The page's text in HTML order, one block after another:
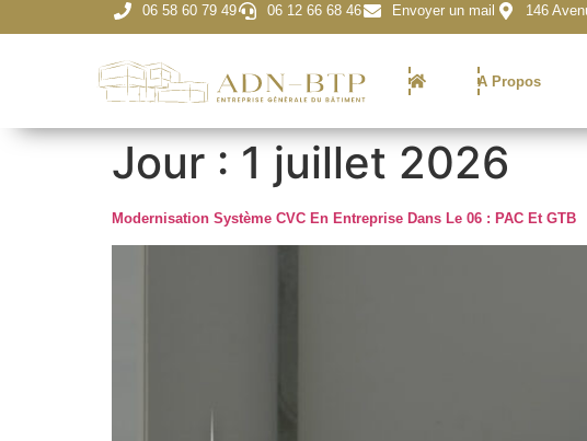
06 58 60 79 49 06 12 66 68 46 Envoyer un mail 146
A Propos
Jour : 1 juillet 2026
Modernisation Système CVC En Entreprise Dans Le 06 : PAC Et GTB